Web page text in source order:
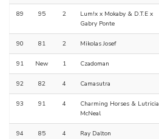
89 95 2
Lum!x x Mokaby & D.T.E x
Gabry Ponte
90 81 2 Mikolas Josef
91 New 1 Czadoman
92 82 4 Camasutra
93 91 4
Charming Horses & Lutricia
McNeal
94 85 4 Ray Dalton